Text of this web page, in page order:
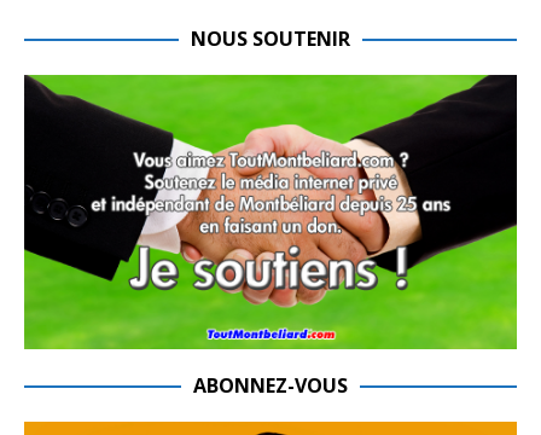
NOUS SOUTENIR
ABONNEZ-VOUS